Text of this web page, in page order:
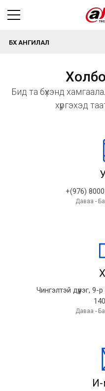
БҮХ АНГИЛАЛ
Бид та бүхэнд
хүргэхэд
+(976)
Даваа -
Чингэлтэй дүүрэг,
Даваа -